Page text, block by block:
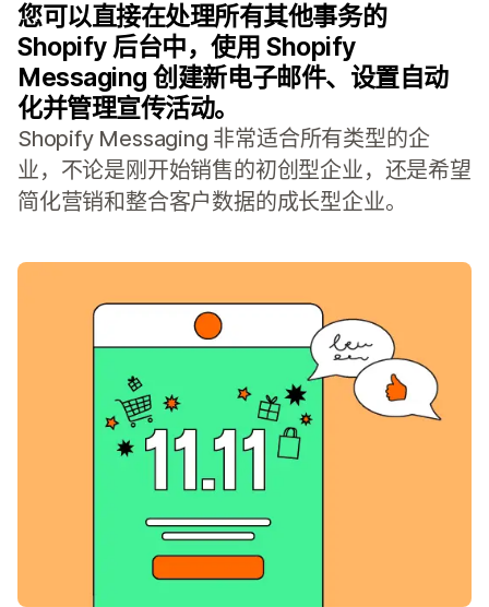
您可以直接在处理所有其他事务的
Shopify 后台中，使用 Shopify
Messaging 创建新电子邮件、设置自动
化并管理宣传活动。
Shopify Messaging 非常适合所有类型的企
业，不论是刚开始销售的初创型企业，还是希望
简化营销和整合客户数据的成长型企业。